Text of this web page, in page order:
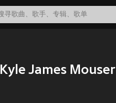
Kyle James Mouser